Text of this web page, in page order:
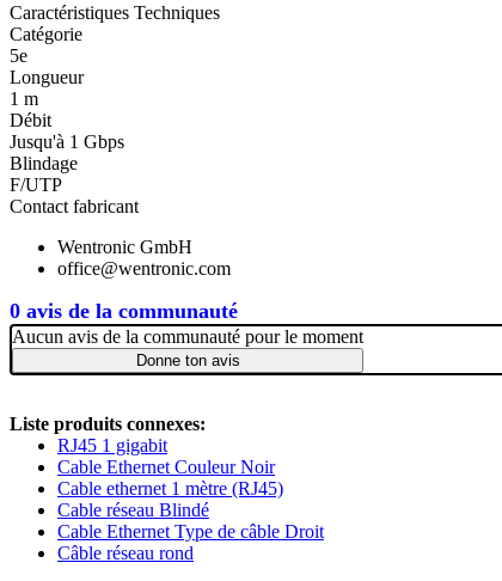
0 avis de la communauté
Caractéristiques Techniques
Catégorie
5e
Longueur
1 m
Débit
Jusqu'à 1 Gbps
Blindage
F/UTP
Contact fabricant
Wentronic GmbH
office@wentronic.com
Aucun avis de la communauté pour le moment
Donne ton avis
Liste produits connexes:
RJ45 1 gigabit
Cable Ethernet Couleur Noir
Cable ethernet 1 mètre (RJ45)
Cable réseau Blindé
Cable Ethernet Type de câble Droit
Câble réseau rond